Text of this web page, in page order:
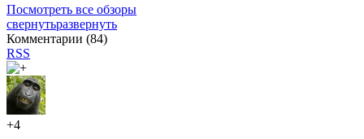
Посмотреть все обзоры
свернутьразвернуть
Комментарии (84)
RSS
+4